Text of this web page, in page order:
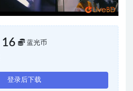
16 蓝光币
登录后下载